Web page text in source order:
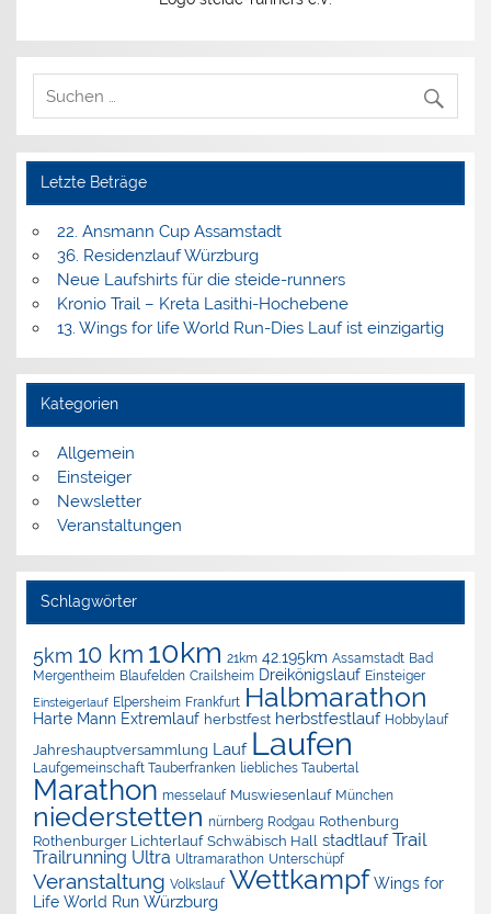
Letzte Beträge
22. Ansmann Cup Assamstadt
36. Residenzlauf Würzburg
Neue Laufshirts für die steide-runners
Kronio Trail – Kreta Lasithi-Hochebene
13. Wings for life World Run-Dies Lauf ist einzigartig
Kategorien
Allgemein
Einsteiger
Newsletter
Veranstaltungen
Schlagwörter
5km 10 km 10km 21km 42.195km Assamstadt Bad
Mergentheim Blaufelden Crailsheim Dreikönigslauf Einsteiger
Einsteigerlauf Elpersheim Frankfurt Halbmarathon
Harte Mann Extremlauf herbstfest herbstfestlauf Hobbylauf
Jahreshauptversammlung Lauf Laufen
Laufgemeinschaft Tauberfranken liebliches Taubertal
Marathon messelauf Muswiesenlauf München
niederstetten nürnberg Rodgau Rothenburg
Rothenburger Lichterlauf Schwäbisch Hall stadtlauf Trail
Trailrunning Ultra Ultramarathon Unterschüpf
Veranstaltung Volkslauf Wettkampf Wings for
Life World Run Würzburg